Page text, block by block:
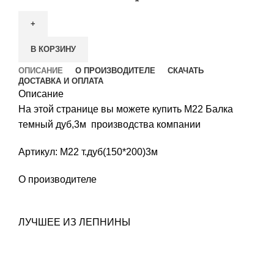
В КОРЗИНУ
ОПИСАНИЕ О ПРОИЗВОДИТЕЛЕ
СКАЧАТЬ
ДОСТАВКА И ОПЛАТА
Описание
На этой странице вы можете купить М22 Балка
темный дуб,3м производства компании
Артикул: М22 т.дуб(150*200)3м
О производителе
ЛУЧШЕЕ ИЗ ЛЕПНИНЫ